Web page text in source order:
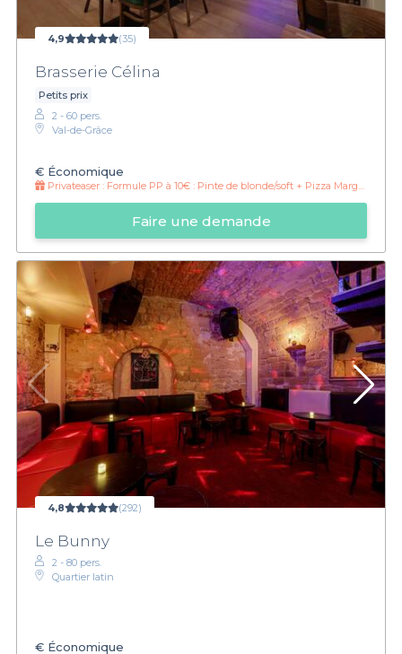
4,9 (35)
Brasserie Célina
Petits prix
2 - 60 pers.
Val-de-Grâce
€ Économique
Privateaser : Formule PP à 10€ : Pinte de blonde/soft + Pizza Margherita
Faire une demande
4,8 (292)
Le Bunny
2 - 80 pers.
Quartier latin
€ Économique